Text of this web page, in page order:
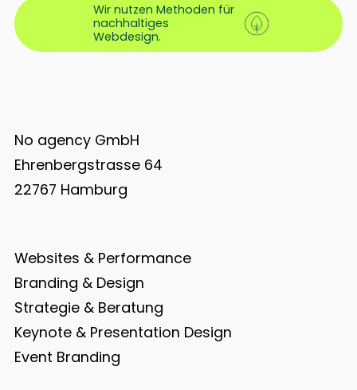
Wir nutzen Methoden für
nachhaltiges
Webdesign.
No agency GmbH
Ehrenbergstrasse 64
22767 Hamburg
Websites & Performance
Branding & Design
Strategie & Beratung
Keynote & Presentation Design
Event Branding